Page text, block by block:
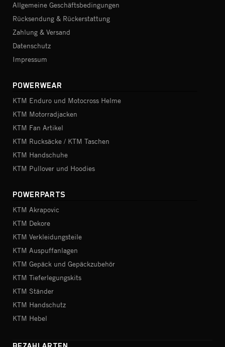
Allgemeine Geschäftsbedingungen
Rücksendung & Rückerstattung
Zahlung & Versand
Datenschutz
Impressum
POWERWEAR
KTM Enduro und Motocross Helme
KTM Motorradjacken
KTM Fan Artikel
KTM Rucksäcke / KTM Taschen
KTM Handschuhe
KTM Pullover und Hoodies
POWERPARTS
KTM Akrapovic
KTM Dekore
KTM Verkleidungsteile
KTM Auspuffanlagen
KTM Gepäck und Gepäckzubehör
KTM Tieferlegungskits
KTM Ständer
KTM Handschutz
KTM Hebel